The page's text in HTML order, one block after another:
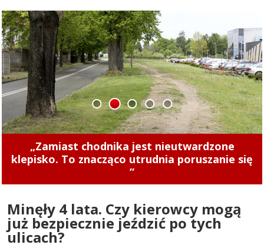
„Zamiast chodnika jest nieutwardzone
klepisko. To znacząco utrudnia poruszanie się
”
Concordia u siebie z Naki Olsztyn. Wygraj
rower!
1 2 3 4 5
Minęły 4 lata. Czy kierowcy mogą
już bezpiecznie jeździć po tych
ulicach?